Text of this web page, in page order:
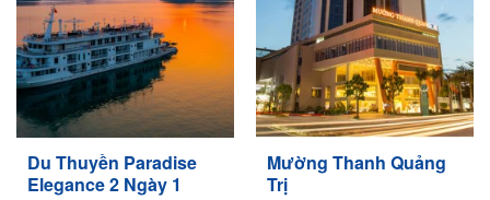
Du Thuyền Paradise
Elegance 2 Ngày 1
Mường Thanh Quảng
Trị